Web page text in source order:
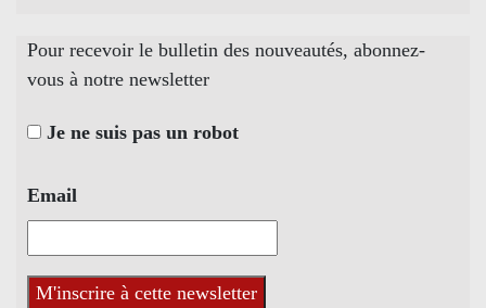
Pour recevoir le bulletin des nouveautés, abonnez-
vous à notre newsletter
Je ne suis pas un robot
Email